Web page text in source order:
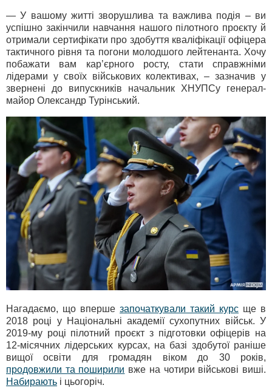
— У вашому житті зворушлива та важлива подія – ви
успішно закінчили навчання нашого пілотного проєкту й
отримали сертифікати про здобуття кваліфікації офіцера
тактичного рівня та погони молодшого лейтенанта. Хочу
побажати вам кар’єрного росту, стати справжніми
лідерами у своїх військових колективах, – зазначив у
звернені до випускників начальник ХНУПСу генерал-
майор Олександр Турінський.
Нагадаємо, що вперше започаткували такий курс ще в
2018 році у Національні академії сухопутних військ. У
2019-му році пілотний проєкт з підготовки офіцерів на
12-місячних лідерських курсах, на базі здобутої раніше
вищої освіти для громадян віком до 30 років,
продовжили та поширили вже на чотири військові виші.
Набирають і цьогоріч.